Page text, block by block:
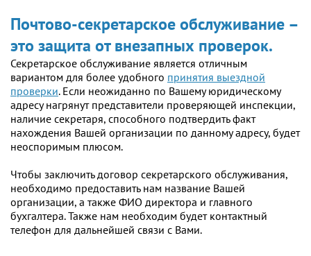
Почтово-секретарское обслуживание –
это защита от внезапных проверок.
Секретарское обслуживание является отличным
вариантом для более удобного принятия выездной
проверки. Если неожиданно по Вашему юридическому
адресу нагрянут представители проверяющей инспекции,
наличие секретаря, способного подтвердить факт
нахождения Вашей организации по данному адресу, будет
неоспоримым плюсом.
Чтобы заключить договор секретарского обслуживания,
необходимо предоставить нам название Вашей
организации, а также ФИО директора и главного
бухгалтера. Также нам необходим будет контактный
телефон для дальнейшей связи с Вами.